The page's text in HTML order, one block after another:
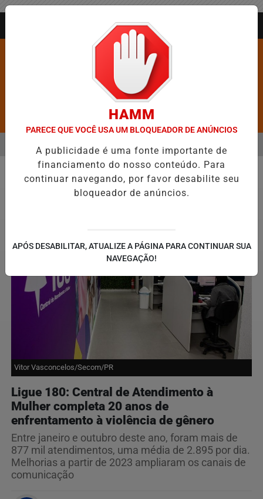
Pesquisar Notícia
É CONFIRMADA NO DIA DO EVANGÉLICO EM JEQUIÉ E REFORÇA
EM ALTA
MENU
Direitos Humanos
Vitor Vasconcelos/Secom/PR
Ligue 180: Central de Atendimento à
Mulher completa 20 anos de
enfrentamento à violência de gênero
Entre janeiro e outubro deste ano, foram mais de
877 mil atendimentos, uma média de 2.895 por dia.
Melhorias a partir de 2023 ampliaram os canais de
comunicação
HAMM
PARECE QUE VOCÊ USA UM BLOQUEADOR DE ANÚNCIOS
A publicidade é uma fonte importante de
financiamento do nosso conteúdo. Para
continuar navegando, por favor desabilite seu
bloqueador de anúncios.
APÓS DESABILITAR, ATUALIZE A PÁGINA PARA CONTINUAR SUA
NAVEGAÇÃO!